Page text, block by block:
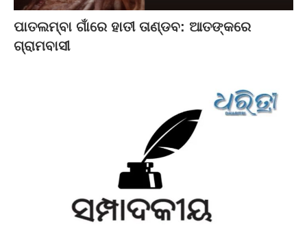
ପାତଲମ୍ବା ଗାଁରେ ହାତୀ ତାଣ୍ଡବ: ଆତଙ୍କରେ
ଗ୍ରାମବାସୀ